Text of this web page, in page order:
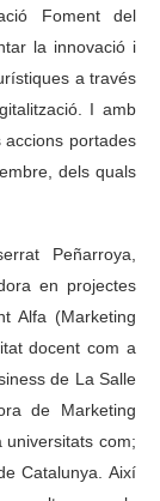
Foment del
la innovació i
a través
I amb
portades
dels quals
Peñarroya,
en projectes
Alfa (Marketing
docent com a
de La Salle
de Marketing
universitats com;
Catalunya. Així